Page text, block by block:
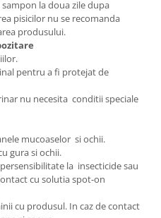
la doua zile dupa
pisicilor nu se recomanda
produsului.
pentru a fi protejat de
nu necesita conditii speciale
mucoaselor si ochii.
gura si ochii.
la insecticide sau
cu solutia spot-on
cu produsul. In caz de contact